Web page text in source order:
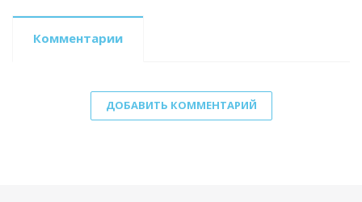
Комментарии
ДОБАВИТЬ КОММЕНТАРИЙ